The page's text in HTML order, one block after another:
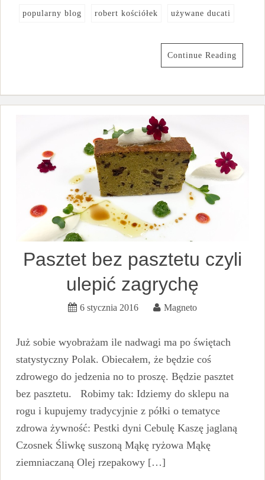
popularny blog robert kościółek używane ducati
Continue Reading
Pasztet bez pasztetu czyli
ulepić zagrychę
6 stycznia 2016 Magneto
Już sobie wyobrażam ile nadwagi ma po świętach
statystyczny Polak. Obiecałem, że będzie coś
zdrowego do jedzenia no to proszę. Będzie pasztet
bez pasztetu. Robimy tak: Idziemy do sklepu na
rogu i kupujemy tradycyjnie z półki o tematyce
zdrowa żywność: Pestki dyni Cebulę Kaszę jaglaną
Czosnek Śliwkę suszoną Mąkę ryżowa Mąkę
ziemniaczaną Olej rzepakowy […]